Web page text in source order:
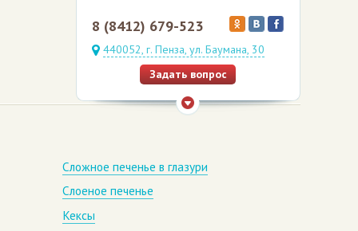
8 (8412) 679-523
440052, г. Пенза, ул. Баумана, 30
Задать вопрос
Сложное печенье в глазури
Слоеное печенье
Кексы